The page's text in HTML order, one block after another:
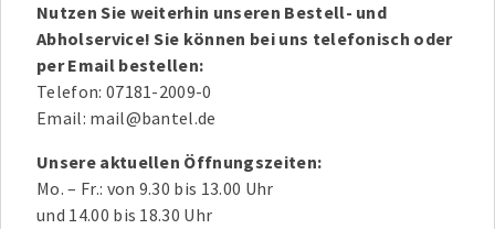
Nutzen Sie weiterhin unseren Bestell- und
Abholservice! Sie können bei uns telefonisch oder
per Email bestellen:
Telefon: 07181-2009-0
Email: mail@bantel.de
Unsere aktuellen Öffnungszeiten:
Mo. – Fr.: von 9.30 bis 13.00 Uhr
und 14.00 bis 18.30 Uhr